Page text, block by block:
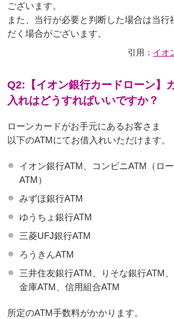
ございます。
また、当行が必要と判断した場合は当行
だく場合がございます。
引用： イオ
Q2:【イオン銀行カードローン】
入れはどうすればいいですか？
ローンカードがお手元にあるお客さま
以下のATMにてお借入れいただけます。
イオン銀行ATM、コンビニATM（ロ
ATM）
みずほ銀行ATM
ゆうちょ銀行ATM
三菱UFJ銀行ATM
ろうきんATM
三井住友銀行ATM、りそな銀行ATM
金庫ATM、信用組合ATM
所定のATM手数料がかかります。